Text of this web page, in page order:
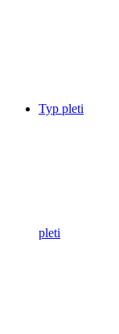
Typ pleti
pleti